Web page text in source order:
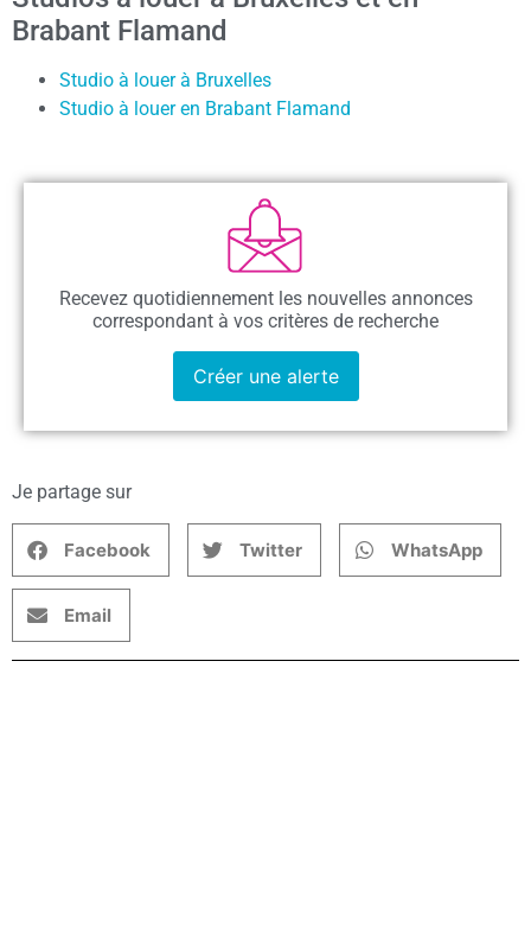
Brabant Flamand
Studio à louer à Bruxelles
Studio à louer en Brabant Flamand
Recevez quotidiennement les nouvelles annonces
correspondant à vos critères de recherche
Créer une alerte
Je partage sur
Facebook Twitter WhatsApp
Email